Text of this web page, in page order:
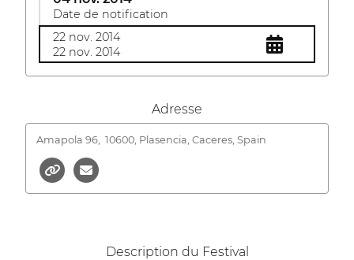
Date de notification
22 nov. 2014
22 nov. 2014
Adresse
Amapola 96, 10600, Plasencia, Caceres, Spain
Description du Festival